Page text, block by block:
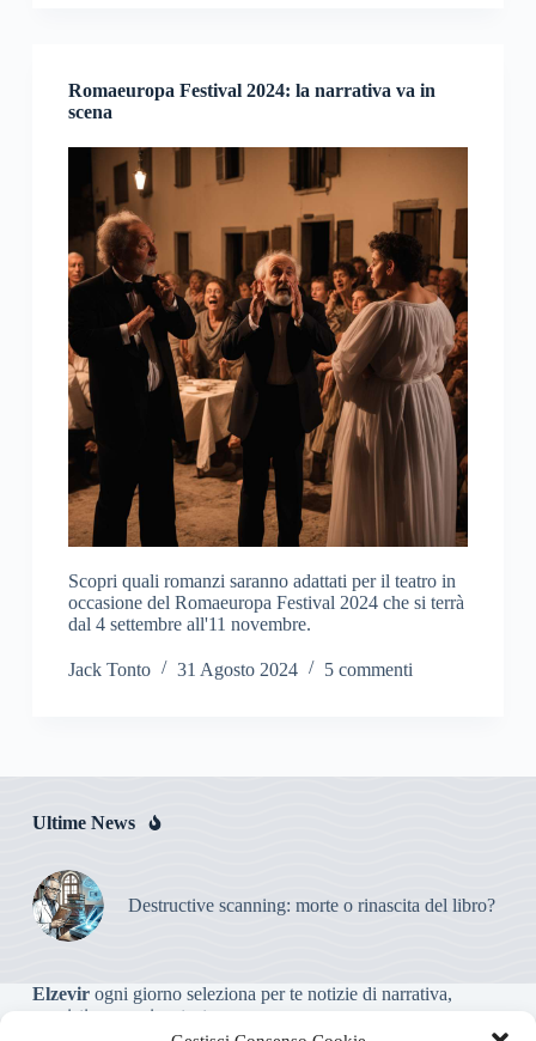
Romaeuropa Festival 2024: la narrativa va in
scena
Scopri quali romanzi saranno adattati per il teatro in
occasione del Romaeuropa Festival 2024 che si terrà
dal 4 settembre all'11 novembre.
Jack Tonto 31 Agosto 2024 5 commenti
Ultime News
Destructive scanning: morte o rinascita del libro?
Elzevirogni giorno seleziona per te notizie di narrativa,
saggistica, poesia e teatro.